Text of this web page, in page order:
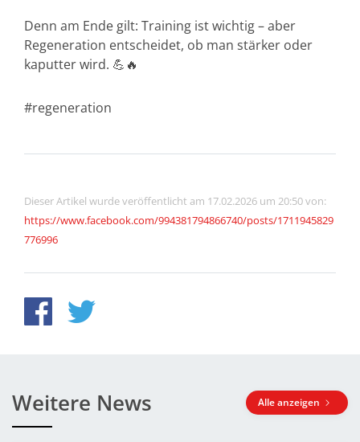
Denn am Ende gilt: Training ist wichtig – aber
Regeneration entscheidet, ob man stärker oder
kaputter wird. 💪🔥
#regeneration
Dieser Artikel wurde veröffentlicht am 17.02.2026 um 20:50 von:
https://www.facebook.com/994381794866740/posts/1711945829
776996
Weitere News Alle anzeigen